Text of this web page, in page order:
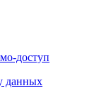
доступ
данных